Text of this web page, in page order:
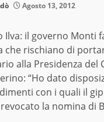
Agosto 13, 2012
Ilva: il governo
che rischiano di
alla Presidenza del
“Ho dato
con i quali il
revocato la nomina